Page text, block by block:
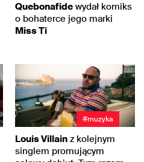
Quebonafide wydał komiks
o bohaterce jego marki
Miss Ti
#muzyka
Louis Villain z kolejnym
singlem promującym